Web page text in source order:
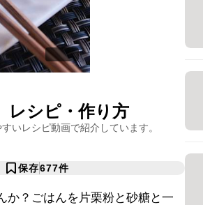
レシピ・作り方
いレシピ動画で紹介しています。
保存677件
か？ごはんを片栗粉と砂糖と一